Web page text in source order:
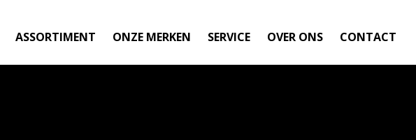
ASSORTIMENT ONZE MERKEN SERVICE OVER ONS CONTACT